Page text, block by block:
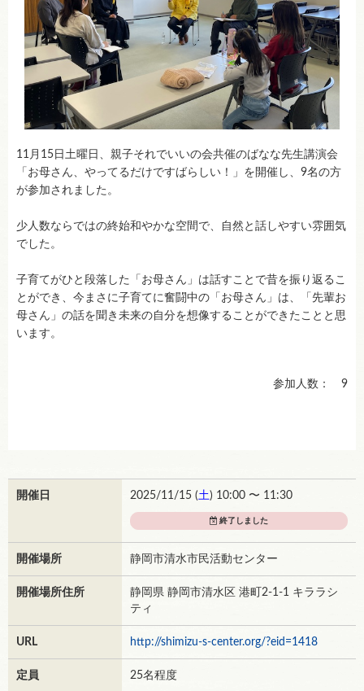
11月15日土曜日、親子それでいいの会共催のばなな先生講演会
「お母さん、やってるだけですばらしい！」を開催し、9名の方
が参加されました。
少人数ならではの終始和やかな空間で、自然と話しやすい雰囲気
でした。
子育てがひと段落した「お母さん」は話すことで昔を振り返るこ
とができ、今まさに子育てに奮闘中の「お母さん」は、「先輩お
母さん」の話を聞き未来の自分を想像することができたことと思
います。
参加人数： 9
開催日 2025/11/15 (土) 10:00 〜 11:30
終了しました
開催場所 静岡市清水市民活動センター
開催場所住所
静岡県 静岡市清水区 港町2-1-1 キララシ
ティ
URL http://shimizu-s-center.org/?eid=1418
定員 25名程度